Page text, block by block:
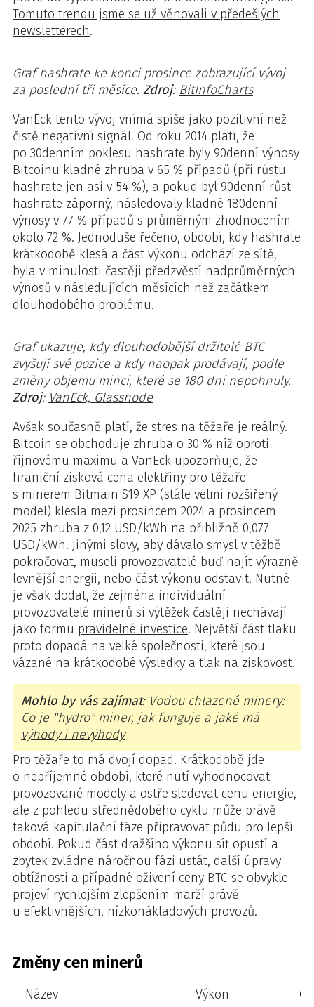
Tomuto trendu jsme se už věnovali v předešlých
newsletterech.
Graf hashrate ke konci prosince zobrazující vývoj
za poslední tři měsíce. Zdroj: BitInfoCharts
VanEck tento vývoj vnímá spíše jako pozitivní než
čistě negativní signál. Od roku 2014 platí, že
po 30denním poklesu hashrate byly 90denní výnosy
Bitcoinu kladné zhruba v 65 % případů (při růstu
hashrate jen asi v 54 %), a pokud byl 90denní růst
hashrate záporný, následovaly kladné 180denní
výnosy v 77 % případů s průměrným zhodnocením
okolo 72 %. Jednoduše řečeno, období, kdy hashrate
krátkodobě klesá a část výkonu odchází ze sítě,
byla v minulosti častěji předzvěstí nadprůměrných
výnosů v následujících měsících než začátkem
dlouhodobého problému.
Graf ukazuje, kdy dlouhodobější držitelé BTC
zvyšují své pozice a kdy naopak prodávají, podle
změny objemu mincí, které se 180 dní nepohnuly.
Zdroj: VanEck, Glassnode
Avšak současně platí, že stres na těžaře je reálný.
Bitcoin se obchoduje zhruba o 30 % níž oproti
říjnovému maximu a VanEck upozorňuje, že
hraniční zisková cena elektřiny pro těžaře
s minerem Bitmain S19 XP (stále velmi rozšířený
model) klesla mezi prosincem 2024 a prosincem
2025 zhruba z 0,12 USD/kWh na přibližně 0,077
USD/kWh. Jinými slovy, aby dávalo smysl v těžbě
pokračovat, museli provozovatelé buď najít výrazně
levnější energii, nebo část výkonu odstavit. Nutné
je však dodat, že zejména individuální
provozovatelé minerů si výtěžek častěji nechávají
jako formu pravidelné investice. Největší část tlaku
proto dopadá na velké společnosti, které jsou
vázané na krátkodobé výsledky a tlak na ziskovost.
Mohlo by vás zajímat: Vodou chlazené minery:
Co je "hydro" miner, jak funguje a jaké má
výhody i nevýhody
Pro těžaře to má dvojí dopad. Krátkodobě jde
o nepříjemné období, které nutí vyhodnocovat
provozované modely a ostře sledovat cenu energie,
ale z pohledu střednědobého cyklu může právě
taková kapitulační fáze připravovat půdu pro lepší
období. Pokud část dražšího výkonu síť opustí a
zbytek zvládne náročnou fázi ustát, další úpravy
obtížnosti a případné oživení ceny BTC se obvykle
projeví rychlejším zlepšením marží právě
u efektivnějších, nízkonákladových provozů.
Změny cen minerů
Název Výkon